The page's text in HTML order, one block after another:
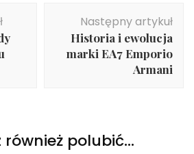
Następny artykuł
Historia i ewolucja
marki EA7 Emporio
Armani
również polubić…